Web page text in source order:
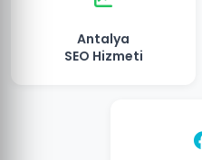
Antalya
SEO Hizmeti